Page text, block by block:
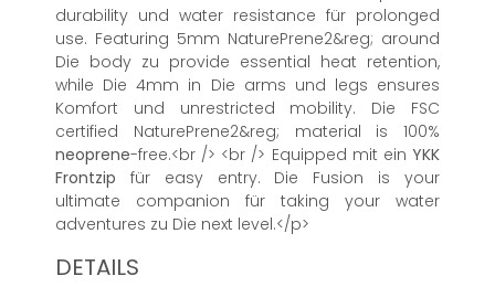
durability und water resistance für prolonged
use. Featuring 5mm NaturePrene2&reg; around
Die body zu provide essential heat retention,
while Die 4mm in Die arms und legs ensures
Komfort und unrestricted mobility. Die FSC
certified NaturePrene2&reg; material is 100%
neoprene-free.<br /> <br /> Equipped mit ein YKK
Frontzip für easy entry. Die Fusion is your
ultimate companion für taking your water
adventures zu Die next level.</p>
DETAILS